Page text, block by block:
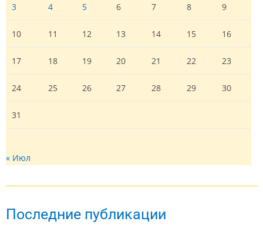
3 4 5 6 7 8 9
10 11 12 13 14 15 16
17 18 19 20 21 22 23
24 25 26 27 28 29 30
31
« Июл
Последние публикации